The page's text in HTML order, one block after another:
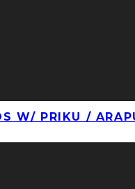
W/ PRIKU /